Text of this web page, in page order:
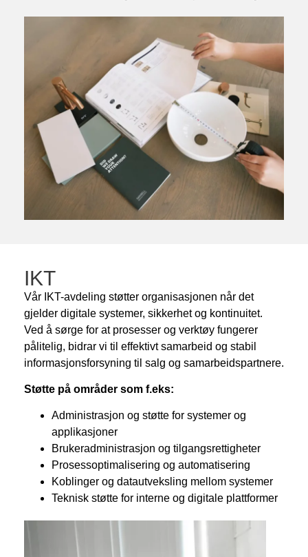
IKT
Vår IKT-avdeling støtter organisasjonen når det
gjelder digitale systemer, sikkerhet og kontinuitet.
Ved å sørge for at prosesser og verktøy fungerer
pålitelig, bidrar vi til effektivt samarbeid og stabil
informasjonsforsyning til salg og samarbeidspartnere.
Støtte på områder som f.eks:
Administrasjon og støtte for systemer og
applikasjoner
Brukeradministrasjon og tilgangsrettigheter
Prosessoptimalisering og automatisering
Koblinger og datautveksling mellom systemer
Teknisk støtte for interne og digitale plattformer